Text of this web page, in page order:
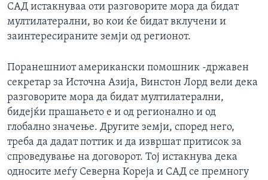
САД истакнуваа оти разговорите мора да бидат
мултилатерални, во кои ќе бидат вклучени и
заинтересираните земји од регионот.
Поранешниот американски помошник -државен
секретар за Источна Азија, Винстон Лорд вели дека
разговорите мора да бидат мултилатерални,
бидејќи прашањето е и од регионално и од
глобално значење. Другите земји, според него,
треба да дадат поттик и да извршат притисок за
спроведување на договорот. Тој истакнува дека
односите меѓу Северна Кореја и САД се премногу